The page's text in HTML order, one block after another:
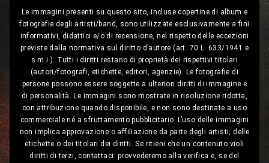
Le immagini presenti su questo sito, incluse copertine di album e
fotografie degli artisti/band, sono utilizzate esclusivamente a fini
informativi, didattici e/o di recensione, nel rispetto delle eccezioni
previste dalla normativa sul diritto d’autore (art. 70 L. 633/1941 e
s.m.i.). Tutti i diritti restano di proprietà dei rispettivi titolari
(autori/fotografi, etichette, editori, agenzie). Le fotografie di
persone possono essere soggette a ulteriori diritti di immagine e
di personalità. Le immagini sono mostrate in risoluzione ridotta,
con attribuzione quando disponibile, e non sono destinate a uso
commerciale né a sfruttamento pubblicitario. L’uso delle immagini
non implica approvazione o affiliazione da parte degli artisti, delle
etichette o dei titolari dei diritti. Se ritieni che un contenuto violi
diritti di terzi, contattaci: provvederemo alla verifica e, se del